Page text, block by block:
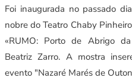
Foi inaugurada no passado
nobre do Teatro Chaby
«RUMO: Porto de Abrigo
Beatriz Zarro. A mostra
evento "Nazaré Marés de